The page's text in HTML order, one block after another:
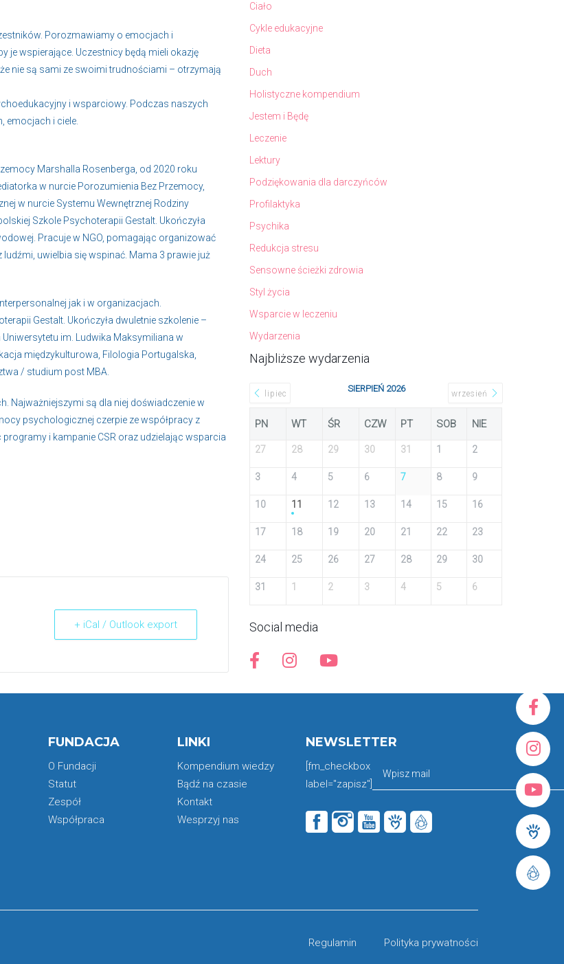
Porozmawiamy o emocjach i
wspierające. Uczestnicy będą mieli okazję
nie są sami ze swoimi trudnościami – otrzymają
i wsparciowy. Podczas naszych
emocjach i ciele.
Marshalla Rosenberga, od 2020 roku
w nurcie Porozumienia Bez Przemocy,
w nurcie Systemu Wewnętrznej Rodziny
Szkole Psychoterapii Gestalt. Ukończyła
Pracuje w NGO, pomagając organizować
uwielbia się wspinać. Mama 3 prawie już
jak i w organizacjach.
Gestalt. Ukończyła dwuletnie szkolenie –
im. Ludwika Maksymiliana w
międzykulturowa, Filologia Portugalska,
/ studium post MBA.
Najważniejszymi są dla niej doświadczenie w
psychologicznej czerpie ze współpracy z
i kampanie CSR oraz udzielając wsparcia
+ iCal / Outlook export
Ciało
Cykle edukacyjne
Dieta
Duch
Holistyczne kompendium
Jestem i Będę
Leczenie
Lektury
Podziękowania dla darczyńców
Profilaktyka
Psychika
Redukcja stresu
Sensowne ścieżki zdrowia
Styl życia
Wsparcie w leczeniu
Wydarzenia
Najbliższe wydarzenia
lipiec SIERPIEŃ 2026 wrzesień
PN WT ŚR CZW PT SOB NIE
27 28 29 30 31 1 2
3 4 5 6 7 8 9
10 11 12 13 14 15 16
17 18 19 20 21 22 23
24 25 26 27 28 29 30
31 1 2 3 4 5 6
Social media
FUNDACJA
O Fundacji
Statut
Zespół
Współpraca
LINKI
Kompendium wiedzy
Bądź na czasie
Kontakt
Wesprzyj nas
NEWSLETTER
[fm_checkbox
label="zapisz"]
Regulamin Polityka prywatności